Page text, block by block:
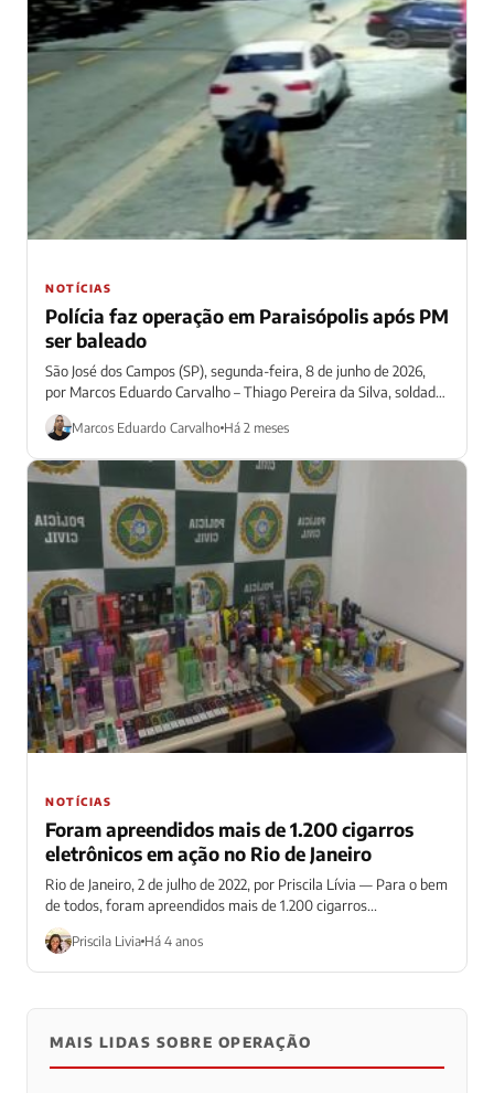
NOTÍCIAS
Polícia faz operação em Paraisópolis após PM
ser baleado
São José dos Campos (SP), segunda-feira, 8 de junho de 2026,
por Marcos Eduardo Carvalho – Thiago Pereira da Silva, soldado
da...
Marcos Eduardo Carvalho Há 2 meses
NOTÍCIAS
Foram apreendidos mais de 1.200 cigarros
eletrônicos em ação no Rio de Janeiro
Rio de Janeiro, 2 de julho de 2022, por Priscila Lívia — Para o bem
de todos, foram apreendidos mais de 1.200 cigarros...
Priscila Livia Há 4 anos
MAIS LIDAS SOBRE OPERAÇÃO